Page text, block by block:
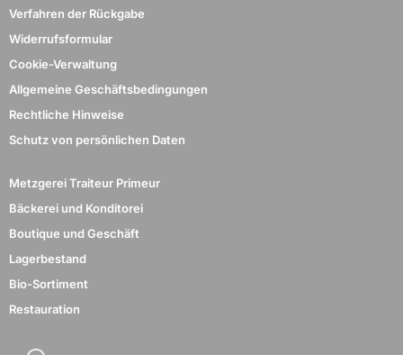
Verfahren der Rückgabe
Widerrufsformular
Cookie-Verwaltung
Allgemeine Geschäftsbedingungen
Rechtliche Hinweise
Schutz von persönlichen Daten
Metzgerei Traiteur Primeur
Bäckerei und Konditorei
Boutique und Geschäft
Lagerbestand
Bio-Sortiment
Restauration